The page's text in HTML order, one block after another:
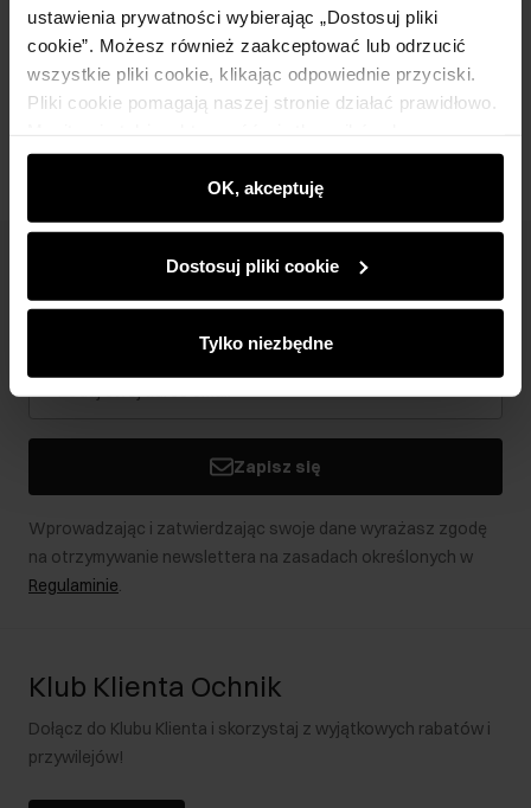
ustawienia prywatności wybierając „Dostosuj pliki
cookie”. Możesz również zaakceptować lub odrzucić
wszystkie pliki cookie, klikając odpowiednie przyciski.
Pliki cookie pomagają naszej stronie działać prawidłowo.
wyświetlać im dopasowane do ich preferencji treści,
rekomendacje oraz komunikaty reklamowe informujące o
najnowszych promocjach w e-sklepie. Informacje o tym,
partnerom społecznościowym, reklamowym i
analitycznym. Partnerzy mogą połączyć te informacje z
podczas korzystania z ich usług.
OK, akceptuję
Dostosuj pliki cookie
Tylko niezbędne
Dodaj do koszyka
Newsletter
Zapisz się
Wprowadzając i zatwierdzając swoje dane wyrażasz zgodę
na otrzymywanie newslettera na zasadach określonych w
Regulaminie.
Klub Klienta Ochnik
Dołącz do Klubu Klienta i skorzystaj z wyjątkowych rabatów i
przywilejów!